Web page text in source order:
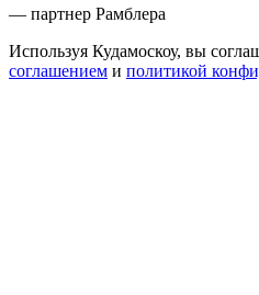
— партнер Рамблера
Используя Кудамоскоу, вы
соглашением и политикой